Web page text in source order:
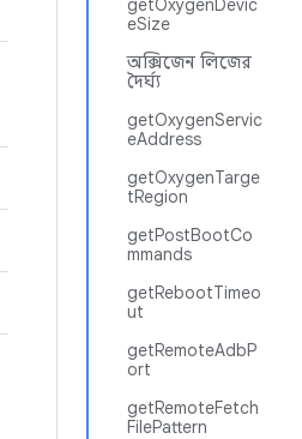
getOxygenDevic
eSize
অক্সিজেন লিজের
দৈর্ঘ্য
getOxygenServic
eAddress
getOxygenTarge
tRegion
getPostBootCo
mmands
getRebootTimeo
ut
getRemoteAdbP
ort
getRemoteFetch
FilePattern